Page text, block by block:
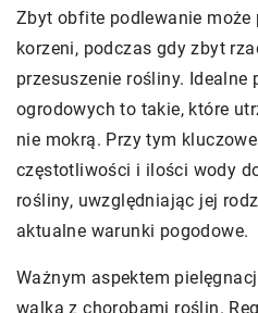
Zbyt obfite podlewanie może
korzeni, podczas gdy zbyt
przesuszenie rośliny. Idealne
ogrodowych to takie, które
nie mokrą. Przy tym
częstotliwości i ilości wody
rośliny, uwzględniając jej
aktualne warunki pogodowe.
Ważnym aspektem
walka z chorobami roślin.